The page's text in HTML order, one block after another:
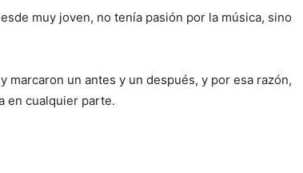
muy joven, no tenía pasión por la música, sino
marcaron un antes y un después, y por esa razón,
en cualquier parte.